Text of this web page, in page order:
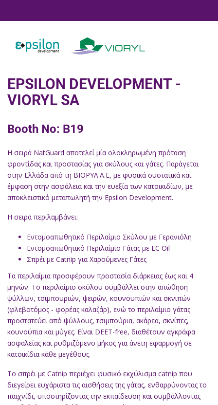
EPSILON DEVELOPMENT -
VIORYL SA
Booth No: B19
Η σειρά NatGuard αποτελεί μία ολοκληρωμένη πρόταση
φροντίδας και προστασίας για σκύλους και γάτες. Παράγεται
στην Ελλάδα από τη ΒΙΟΡΥΛ Α.Ε, με φυσικά συστατικά και
έμφαση στην ασφάλεια και την ευεξία των κατοικιδίων, με
αποκλειστικό μεταπωλητή την Epsilon Development.
Η σειρά περιλαμβάνει:
Εντομοαπωθητικό Περιλαίμιο Σκύλου με Γερανιόλη
Εντομοαπωθητικό Περιλαίμιο Γάτας με EC Oil
Σπρέι με Catnip για Χαρούμενες Γάτες
Τα περιλαίμια προσφέρουν προστασία διάρκειας έως και 4
μηνών. Το περιλαίμιο σκύλου συμβάλλει στην απώθηση
ψύλλων, τσιμπουριών, ψειρών, κουνουπιών και σκνιπών
(φλεβοτόμος - φορέας καλαζάρ), ενώ το περιλαίμιο γάτας
προστατεύει από ψύλλους, τσιμπούρια, ακάρεα, σκνίπες,
κουνούπια και μύγες. Είναι DEET-free, διαθέτουν αγκράφα
ασφαλείας και ρυθμιζόμενο μήκος για άνετη εφαρμογή σε
κατοικίδια κάθε μεγέθους.
Το σπρέι με Catnip περιέχει φυσικό εκχύλισμα catnip που
διεγείρει ευχάριστα τις αισθήσεις της γάτας, ενθαρρύνοντας το
παιχνίδι, υποστηρίζοντας την εκπαίδευση και συμβάλλοντας